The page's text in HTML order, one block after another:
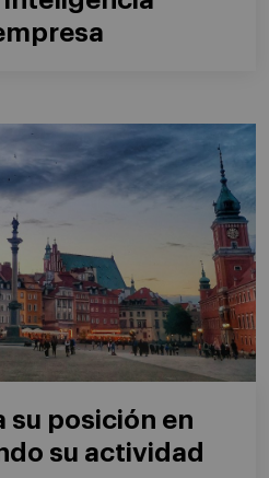
su posición en
su actividad